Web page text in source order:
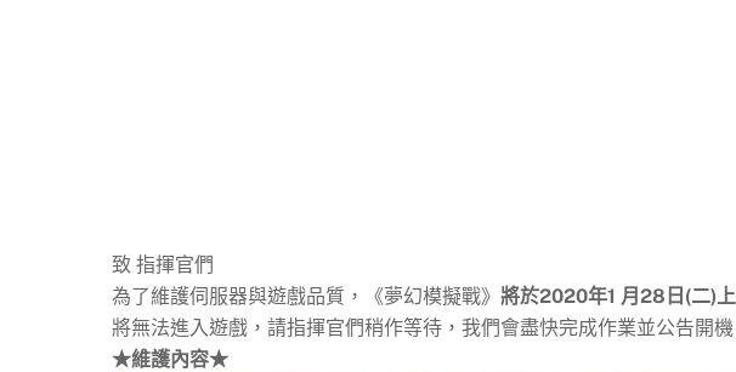
致 指揮官們
為了維護伺服器與遊戲品質，《夢幻模擬戰》 將於2020年1 月28日(二)
將無法進入遊戲，請指揮官們稍作等待，我們會盡快完成作業並公告開
★維護內容★